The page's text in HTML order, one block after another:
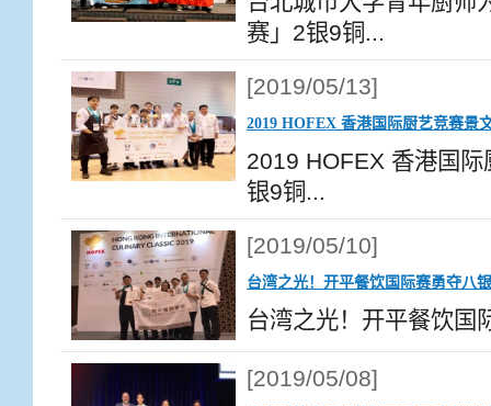
赛」2银9铜...
[2019/05/13]
2019 HOFEX 香港国际厨艺竞赛景
2019 HOFEX 香港国
银9铜...
[2019/05/10]
台湾之光！开平餐饮国际赛勇夺八
台湾之光！开平餐饮国
[2019/05/08]